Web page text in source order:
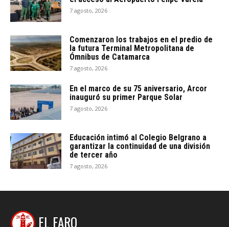
7 agosto, 2026
Comenzaron los trabajos en el predio de
la futura Terminal Metropolitana de
Ómnibus de Catamarca
7 agosto, 2026
En el marco de su 75 aniversario, Arcor
inauguró su primer Parque Solar
7 agosto, 2026
Educación intimó al Colegio Belgrano a
garantizar la continuidad de una división
de tercer año
7 agosto, 2026
EL FARO